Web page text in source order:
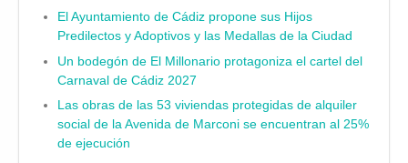
El Ayuntamiento de Cádiz propone sus Hijos
Predilectos y Adoptivos y las Medallas de la Ciudad
Un bodegón de El Millonario protagoniza el cartel del
Carnaval de Cádiz 2027
Las obras de las 53 viviendas protegidas de alquiler
social de la Avenida de Marconi se encuentran al 25%
de ejecución